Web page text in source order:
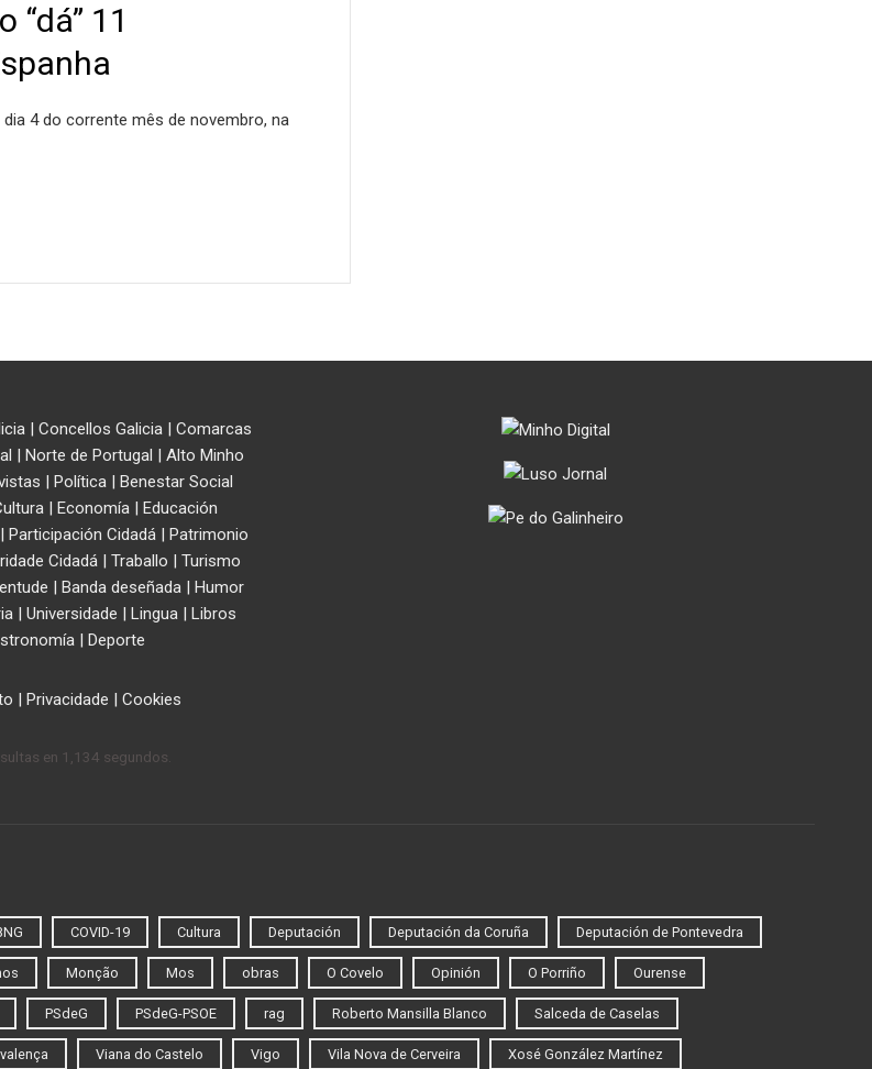
11
4 do corrente mês de novembro, na
| Concellos Galicia| Comarcas
| Norte de Portugal | Alto Minho
| Política| Benestar Social
| Economía | Educación
| Participación Cidadá| Patrimonio
Cidadá | Traballo | Turismo
| Banda deseñada | Humor
| Universidade | Lingua| Libros
| Deporte
| Privacidade | Cookies
en 1,134 segundos.
COVID-19 Cultura Deputación Deputación da Coruña Deputación de Pontevedra
Monção Mos obras O Covelo Opinión O Porriño Ourense
PSdeG PSdeG-PSOE rag Roberto Mansilla Blanco Salceda de Caselas
valença Viana do Castelo Vigo Vila Nova de Cerveira Xosé González Martínez